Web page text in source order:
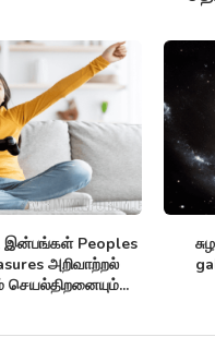
Peoples
அறிவாற்றல்
செயல்திறனையும்...